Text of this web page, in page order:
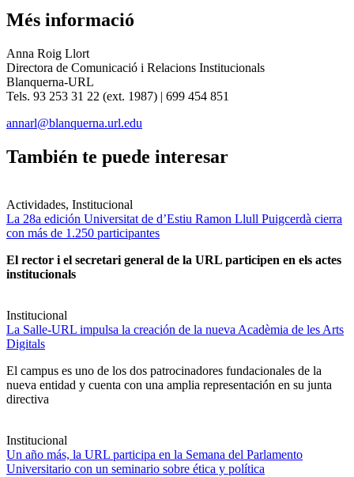
Més informació
Anna Roig Llort
Directora de Comunicació i Relacions Institucionals
Blanquerna-URL
Tels. 93 253 31 22 (ext. 1987) | 699 454 851
annarl@blanquerna.url.edu
También te puede interesar
Actividades, Institucional
La 28a edición Universitat de d’Estiu Ramon Llull Puigcerdà cierra
con más de 1.250 participantes
El rector i el secretari general de la URL participen en els actes
institucionals
Institucional
La Salle-URL impulsa la creación de la nueva Acadèmia de les Arts
Digitals
El campus es uno de los dos patrocinadores fundacionales de la
nueva entidad y cuenta con una amplia representación en su junta
directiva
Institucional
Un año más, la URL participa en la Semana del Parlamento
Universitario con un seminario sobre ética y política